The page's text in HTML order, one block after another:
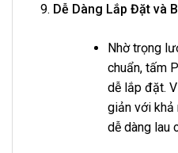
Dễ Dàng Lắp Đặt và
Nhờ trọng
chuẩn, tấm
dễ lắp đặt.
giản với khả
dễ dàng lau